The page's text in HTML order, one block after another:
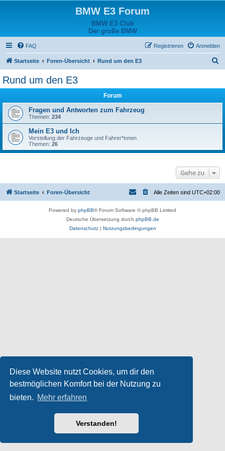
Diese Website nutzt Cookies, um dir den
bestmöglichen Komfort bei der Nutzung zu
bieten. Mehr erfahren
Verstanden!
BMW E3 Forum
BMW E3 Club
Der große BMW
FAQ Anmelden
Registrieren
Startseite Foren-Übersicht Rund um den E3
Rund um den E3
Forum
Fragen und Antworten zum Fahrzeug
Themen: 234
Mein E3 und Ich
Vorstellung der Fahrzeuge und Fahrer*innen
Themen: 26
Gehe zu
Startseite Foren-Übersicht Alle Zeiten sind UTC+02:00
Powered by phpBB® Forum Software © phpBB Limited
Deutsche Übersetzung durch phpBB.de
Datenschutz| Nutzungsbedingungen